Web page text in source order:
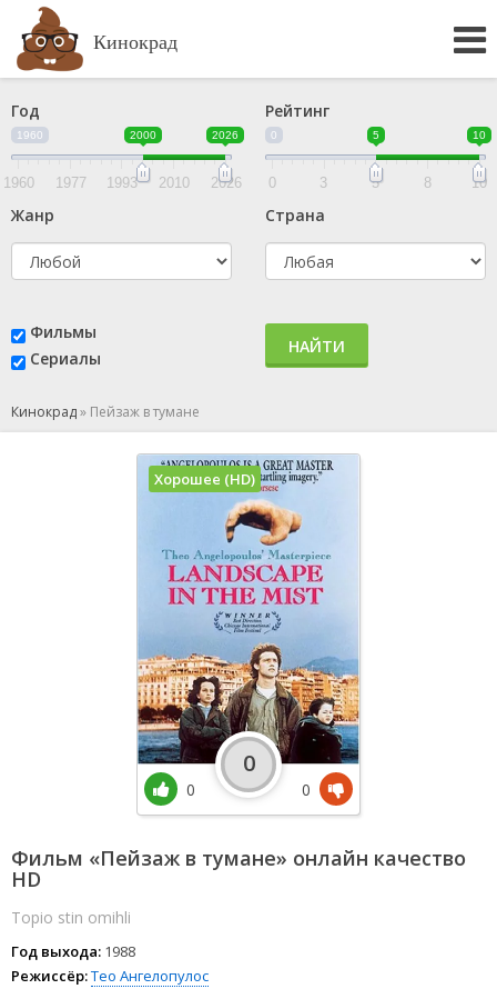
Кинокрад
Год
1960 2000 2026
1960 1977 1993 2010 2026
Рейтинг
0 5 10
0 3 5 8 10
Жанр Страна
Фильмы
Сериалы
НАЙТИ
Кинокрад» Пейзаж в тумане
Фильм «Пейзаж в тумане» онлайн качество
HD
Topio stin omihli
Год выхода: 1988
Режиссёр:Тео Ангелопулос
Хорошее (HD)
0
0
0